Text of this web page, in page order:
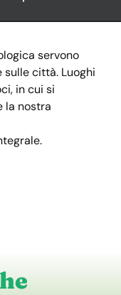
servono
sulle città. Luoghi
in cui si
la nostra